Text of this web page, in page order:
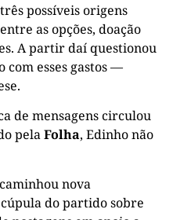
possíveis origens
as opções, doação
A partir daí questionou
com esses gastos —
de mensagens circulou
pelaFolha, Edinho não
nova
do partido sobre